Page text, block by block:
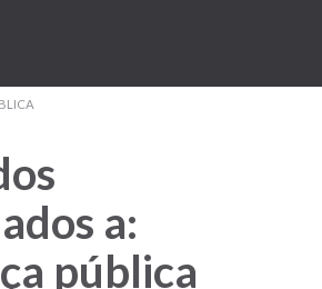
recolher
a:
pública